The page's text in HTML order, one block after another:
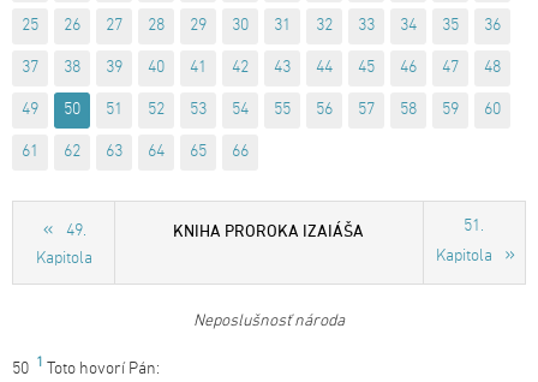
25 26 27 28 29 30 31 32 33 34 35 36
37 38 39 40 41 42 43 44 45 46 47 48
49 50 51 52 53 54 55 56 57 58 59 60
61 62 63 64 65 66
49.
Kapitola
KNIHA PROROKA IZAIÁŠA
51.
Kapitola
Neposlušnosť národa
50 1 Toto hovorí Pán: